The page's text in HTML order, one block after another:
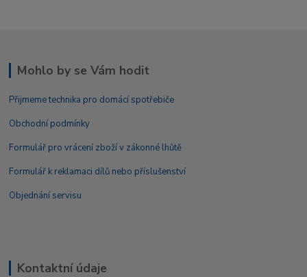
Mohlo by se Vám hodit
Přijmeme technika pro domácí spotřebiče
Obchodní podmínky
Formulář pro vrácení zboží v zákonné lhůtě
Formulář k reklamaci dílů nebo příslušenství
Objednání servisu
Kontaktní údaje